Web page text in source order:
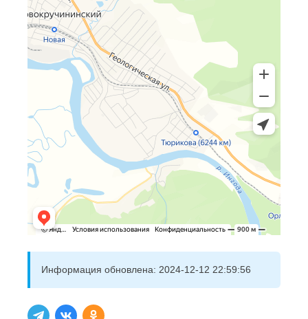
Информация обновлена: 2024-12-12 22:59:56